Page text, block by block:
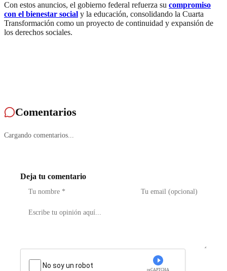
Con estos anuncios, el gobierno federal refuerza su compromiso
con el bienestar social y la educación, consolidando la Cuarta
Transformación como un proyecto de continuidad y expansión de
los derechos sociales.
Comentarios
Cargando comentarios...
Deja tu comentario
No soy un robot
reCAPTCHA